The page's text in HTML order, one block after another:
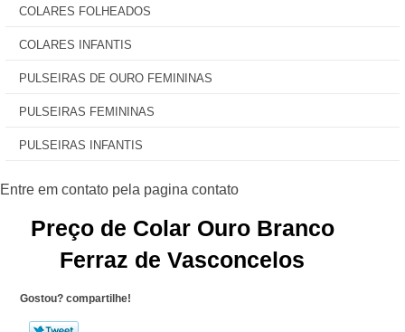
COLARES FOLHEADOS
COLARES INFANTIS
PULSEIRAS DE OURO FEMININAS
PULSEIRAS FEMININAS
PULSEIRAS INFANTIS
Preço de Colar Ouro Branco
Ferraz de Vasconcelos
Gostou? compartilhe!